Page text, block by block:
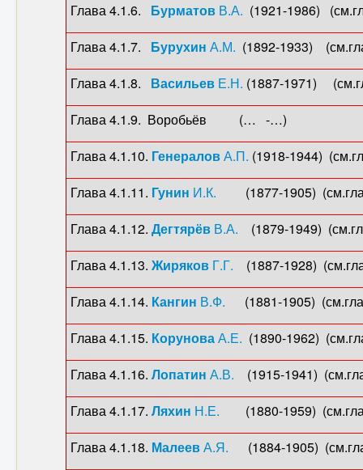
Глава 4.1.6. Бурматов В.А. (1921-1986)
Глава 4.1.7. Бурухин А.М. (1892-1933)
Глава 4.1.8. Васильев Е.Н. (1887-1971)
Глава 4.1.9. Воробьёв (… -…)
Глава 4.1.10. ГенераловА.П. (1918-1944)
Глава 4.1.11. Гунин И.К. (1877-1905)
Глава 4.1.12. Дегтярёв В.А. (1879-1949)
Глава 4.1.13. Жиряков Г.Г. (1887-1928)
Глава 4.1.14. Кангин В.Ф. (1881-1905)
Глава 4.1.15. КоруноваА.Е. (1890-1962)
Глава 4.1.16. Лопатин А.В. (1915-1941)
Глава 4.1.17. Ляхин Н.Е. (1880-1959)
Глава 4.1.18. МалеевА.Я. (1884-1905)